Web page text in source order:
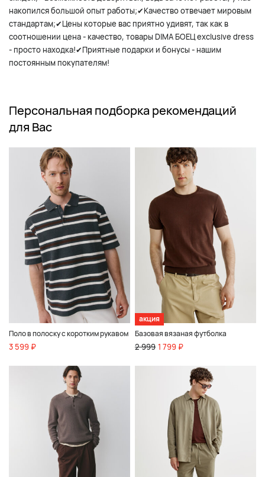
накопился большой опыт работы;✔Качество отвечает мировым
стандартам;✔Цены которые вас приятно удивят, так как в
соотношении цена - качество, товары DIMA БОЕЦ exclusive dress
- просто находка!✔Приятные подарки и бонусы - нашим
постоянным покупателям!
Персональная подборка рекомендаций
для Вас
Поло в полоску с коротким рукавом
3 599 ₽
акция
Базовая вязаная футболка
2 999 1 799 ₽